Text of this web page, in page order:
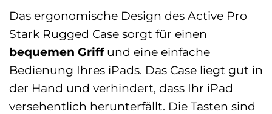
Das ergonomische Design des Active Pro
Stark Rugged Case sorgt für einen
bequemen Griffund eine einfache
Bedienung Ihres iPads. Das Case liegt gut in
der Hand und verhindert, dass Ihr iPad
versehentlich herunterfällt. Die Tasten sind